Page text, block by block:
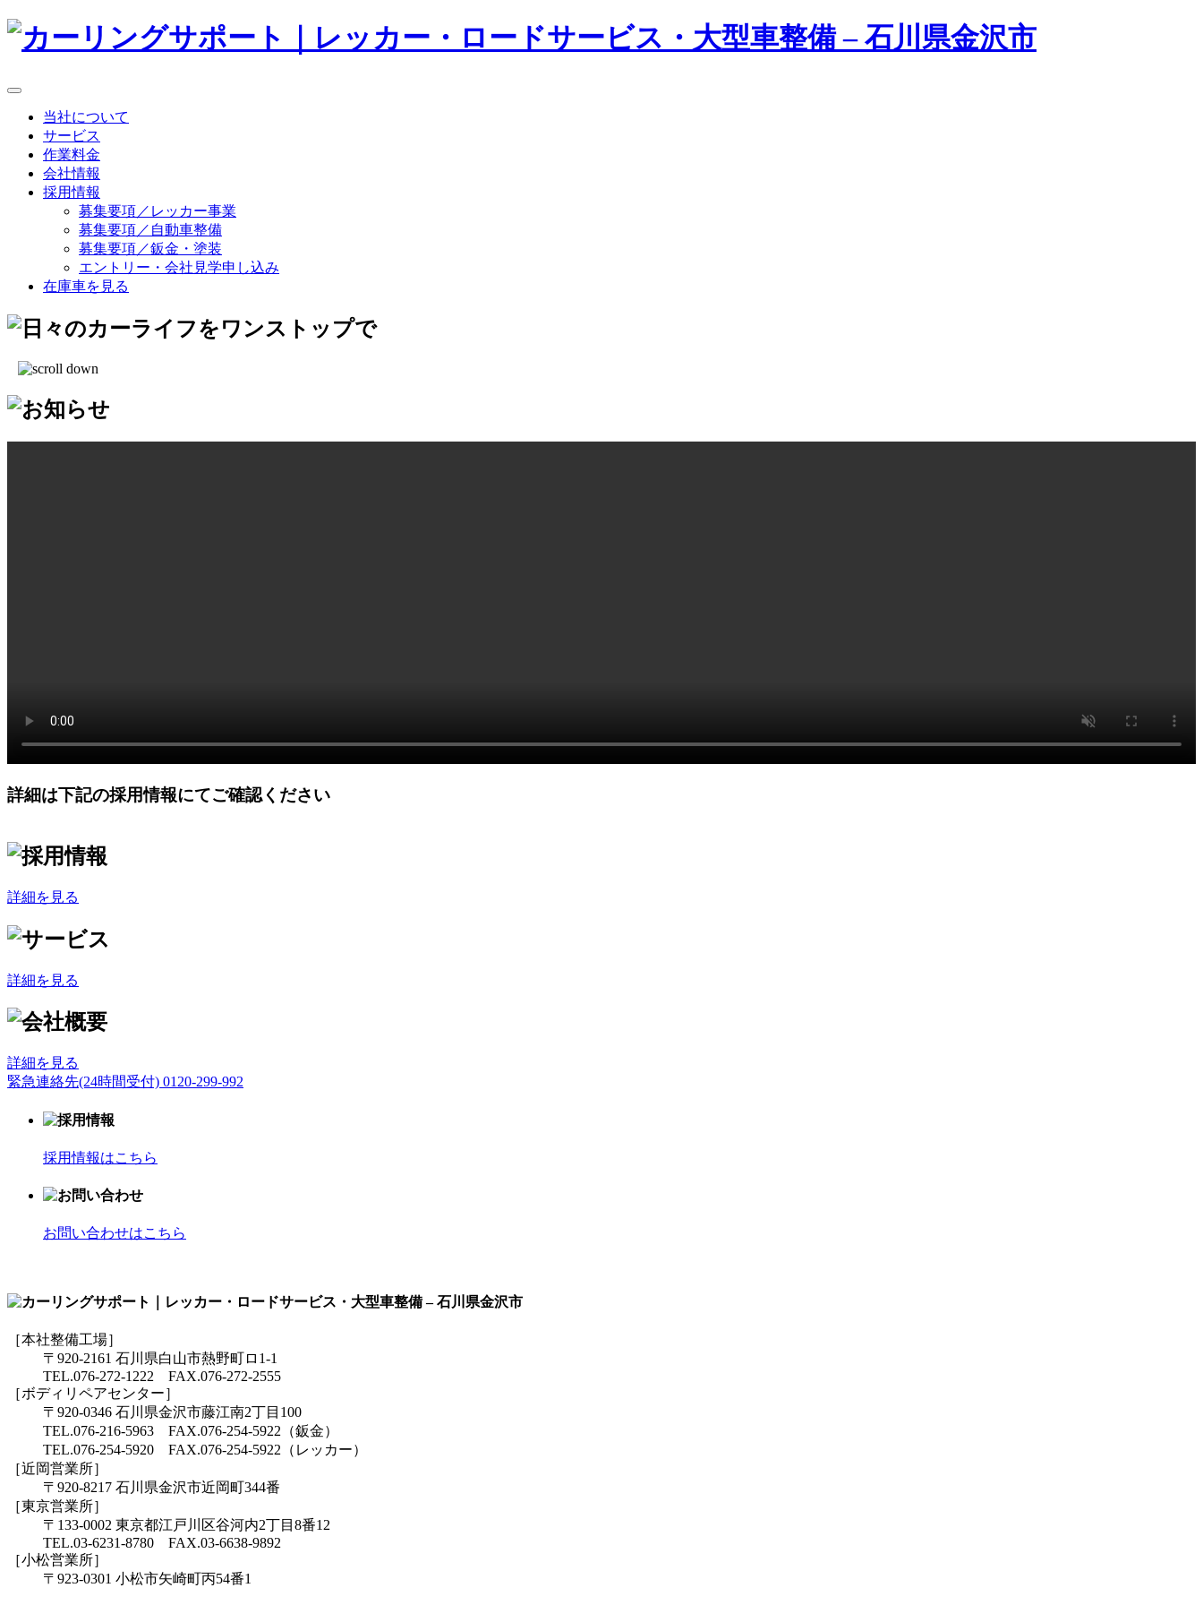
当社について
サービス
作業料金
会社情報
採用情報
募集要項／レッカー事業
募集要項／自動車整備
募集要項／鈑金・塗装
エントリー・会社見学申し込み
在庫車を見る
詳細は下記の採用情報にてご確認ください
詳細を見る
詳細を見る
詳細を見る
緊急連絡先(24時間受付) 0120-299-992
採用情報はこちら
お問い合わせはこちら
［本社整備工場］
〒920-2161 石川県白山市熱野町ロ1-1
TEL.076-272-1222 FAX.076-272-2555
［ボディリペアセンター］
〒920-0346 石川県金沢市藤江南2丁目100
TEL.076-216-5963 FAX.076-254-5922（鈑金）
TEL.076-254-5920 FAX.076-254-5922（レッカー）
［近岡営業所］
〒920-8217 石川県金沢市近岡町344番
［東京営業所］
〒133-0002 東京都江戸川区谷河内2丁目8番12
TEL.03-6231-8780 FAX.03-6638-9892
［小松営業所］
〒923-0301 小松市矢崎町丙54番1